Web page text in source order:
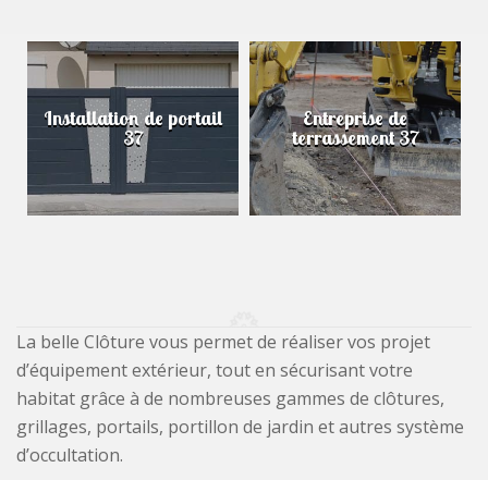
Installation de portail
37
Entreprise de
terrassement 37
La belle Clôture vous permet de réaliser vos projet
d’équipement extérieur, tout en sécurisant votre
habitat grâce à de nombreuses gammes de clôtures,
grillages, portails, portillon de jardin et autres système
d’occultation.